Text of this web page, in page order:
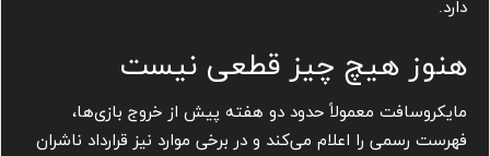
دارد.
هنوز هیچ چیز قطعی نیست
مایکروسافت معمولاً حدود دو هفته پیش از خروج بازی‌ها،
فهرست رسمی را اعلام می‌کند و در برخی موارد نیز قرارداد ناشران